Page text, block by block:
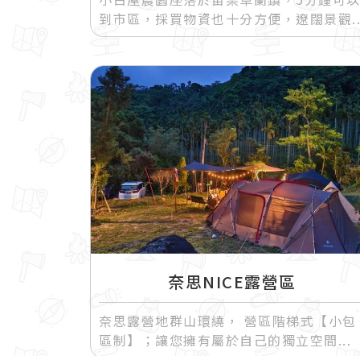
到市區，採買物資也十分方便，遼闊景觀
奈思NICE露營區
奈思露營地群山環繞， 營區階梯式【小包
區制】；讓您擁有屬於自己的獨立空間